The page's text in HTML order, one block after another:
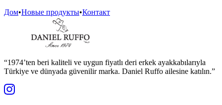
Дом•Новые продукты•Контакт
“1974’ten beri kaliteli ve uygun fiyatlı deri erkek ayakkabılarıyla
Türkiye ve dünyada güvenilir marka. Daniel Ruffo ailesine katılın.”